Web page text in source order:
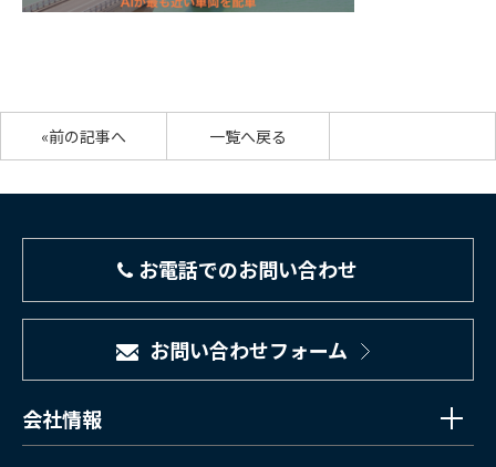
«前の記事へ 一覧へ戻る
お電話でのお問い合わせ
お問い合わせフォーム
会社情報